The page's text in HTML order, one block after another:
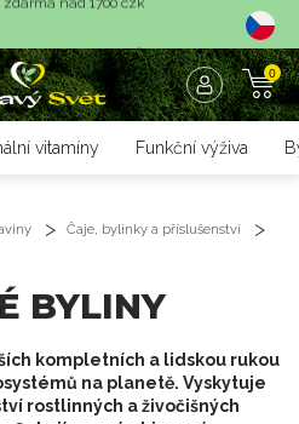
dodání <36 hodin
dodání <36 hodin
0
vitamíny Funkční výživa
Čaje, bylinky a příslušenství
BYLINY
kompletních a lidskou rukou
na planetě. Vyskytuje
rostlinných a živočišných